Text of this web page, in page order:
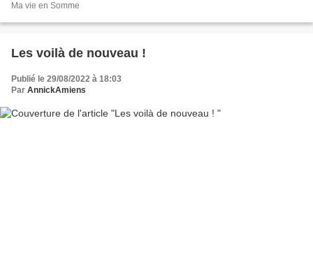
Ma vie en Somme
Les voilà de nouveau !
Publié le 29/08/2022 à 18:03
Par AnnickAmiens